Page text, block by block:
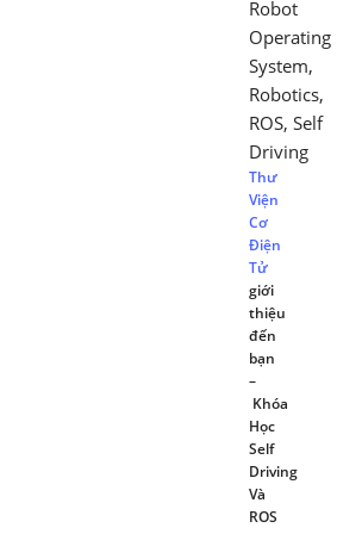
Robot
Operating
System,
Robotics,
ROS, Self
Driving
Thư
Viện
Cơ
Điện
Tử
giới
thiệu
đến
bạn
–
Khóa
Học
Self
Driving
Và
ROS